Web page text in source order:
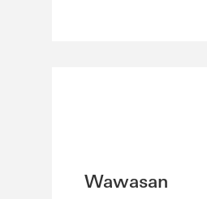
Wawasan